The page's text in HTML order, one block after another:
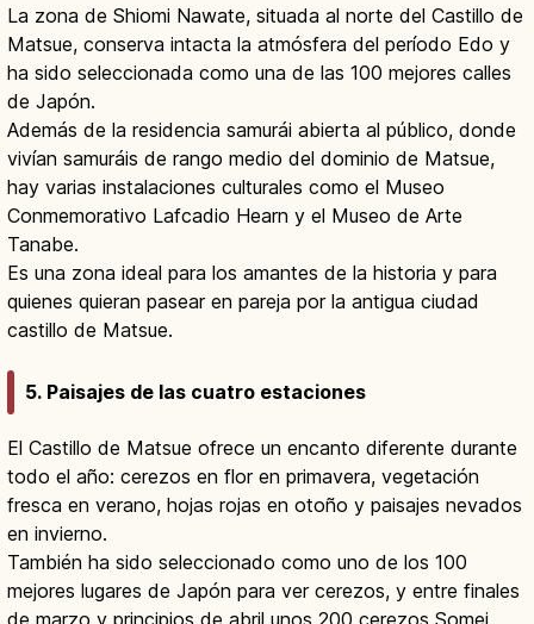
La zona de Shiomi Nawate, situada al norte del Castillo de
Matsue, conserva intacta la atmósfera del período Edo y
ha sido seleccionada como una de las 100 mejores calles
de Japón.
Además de la residencia samurái abierta al público, donde
vivían samuráis de rango medio del dominio de Matsue,
hay varias instalaciones culturales como el Museo
Conmemorativo Lafcadio Hearn y el Museo de Arte
Tanabe.
Es una zona ideal para los amantes de la historia y para
quienes quieran pasear en pareja por la antigua ciudad
castillo de Matsue.
5. Paisajes de las cuatro estaciones
El Castillo de Matsue ofrece un encanto diferente durante
todo el año: cerezos en flor en primavera, vegetación
fresca en verano, hojas rojas en otoño y paisajes nevados
en invierno.
También ha sido seleccionado como uno de los 100
mejores lugares de Japón para ver cerezos, y entre finales